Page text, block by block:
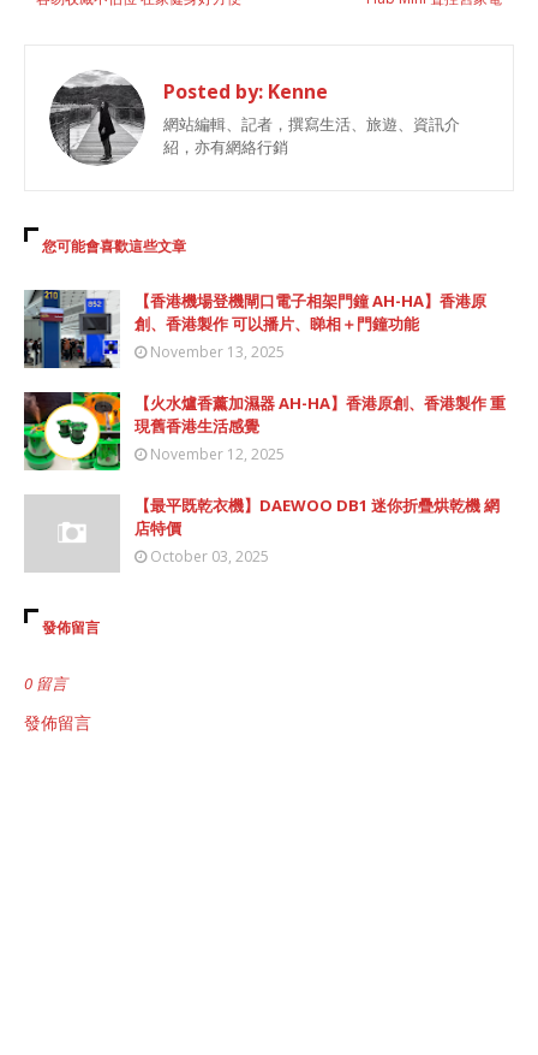
Posted by: Kenne
網站編輯、記者，撰寫生活、旅遊、資訊介
紹，亦有網絡行銷
您可能會喜歡這些文章
【香港機場登機閘口電子相架門鐘 AH-HA】香港原
創、香港製作 可以播片、睇相＋門鐘功能
November 13, 2025
【火水爐香薰加濕器 AH-HA】香港原創、香港製作 重
現舊香港生活感覺
November 12, 2025
【最平既乾衣機】DAEWOO DB1 迷你折疊烘乾機 網
店特價
October 03, 2025
發佈留言
0 留言
發佈留言